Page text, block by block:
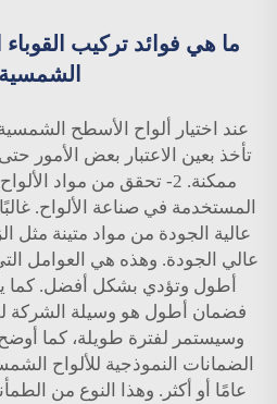
ما هي فوائد تركيب
عند اختيار ألواح الأسطح
تأخذ بعين الاعتبار بعض
ممكنة. 2- تحقق من مواد
المستخدمة في صناعة الألواح.
عالية الجودة من مواد متينة مثل
عالي الجودة. وهذه هي العوامل
أطول وتؤدي بشكل أفضل. كما
فضمان أطول هو وسيلة الشركة
وسيستمر لفترة طويلة، كما
عامًا أو أكثر. وهذا النوع من